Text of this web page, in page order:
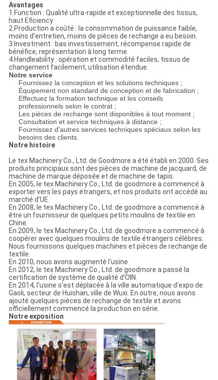
Avantages
1.Function : Qualité ultra-rapide et exceptionnelle des tissus,
haut Eficiency
2.Production a coûté : la consommation de puissance faible,
moins d'entretien, moins de pièces de rechange a eu besoin.
3.Investment : bas investissement, récompense rapide de
bénéfice, représentation à long terme.
4.Handleability : opération et commodité faciles, tissus de
changement facilement, utilisation étendue.
Notre service
Fournissez la conception et les solutions techniques ;
Équipement non standard de conception et de fabrication ;
Effectuez la formation technique et les conseils
professionnels selon le contrat ;
Les pièces de rechange sont disponibles à tout moment ;
Consultation et service techniques à distance ;
Fournissez d'autres services techniques spéciaux selon les
besoins des clients.
Notre histoire
Le tex Machinery Co., Ltd. de Goodmore a été établi en 2000. Ses
produits principaux sont des pièces de machine de jacquard, de
machine de marque déposée et de machine de tapis.
En 2005, le tex Machinery Co., Ltd. de goodmore a commencé à
exporter vers les pays étrangers, et nos produits ont accédé au
marché d'UE.
En 2008, le tex Machinery Co., Ltd. de goodmore a commencé à
être un fournisseur de quelques petits moulins de textile en
Chine.
En 2009, le tex Machinery Co., Ltd. de goodmore a commencé à
coopérer avec quelques moulins de textile étrangers célèbres.
Nous fournissons quelques machines et pièces de rechange de
textile.
En 2010, nous avons augmenté l'usine.
En 2012, le tex Machinery Co., Ltd. de goodmore a passé la
certification de système de qualité d'OIN.
En 2014, l'usine s'est déplacée à la ville automatique d'expo de
Gaoli, secteur de Huishan, ville de Wuxi. En outre, nous avons
ajouté quelques pièces de rechange de textile et avons
officiellement commencé la production en série.
Notre exposition